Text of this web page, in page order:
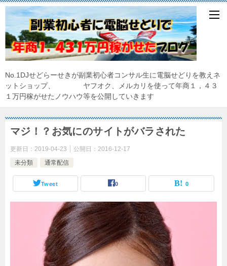
No.1DJせどらーせきが副業初心者コンサル生に電脳せどりを教えネ
ットショップ、 ヤフオク、メルカリを使って年商１，４３
１万円稼がせたノウハウ等を公開していきます
マジ！？お気にのサイトがバラされた
更新日： 2019-04-23 公開日： 2016-12-17
未分類
通常配信
Tweet 0 0